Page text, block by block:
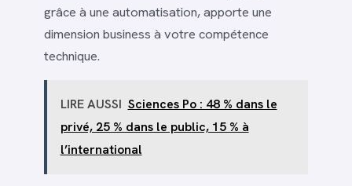
grâce à une automatisation, apporte une
dimension business à votre compétence
technique.
LIRE AUSSI Sciences Po : 48 % dans le
privé, 25 % dans le public, 15 % à
l’international